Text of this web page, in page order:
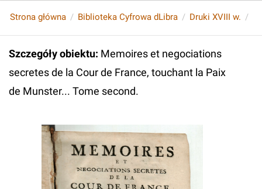
Strona główna Biblioteka Cyfrowa dLibra Druki XVIII w.
Szczegóły obiektu: Memoires et negociations
secretes de la Cour de France, touchant la Paix
de Munster... Tome second.